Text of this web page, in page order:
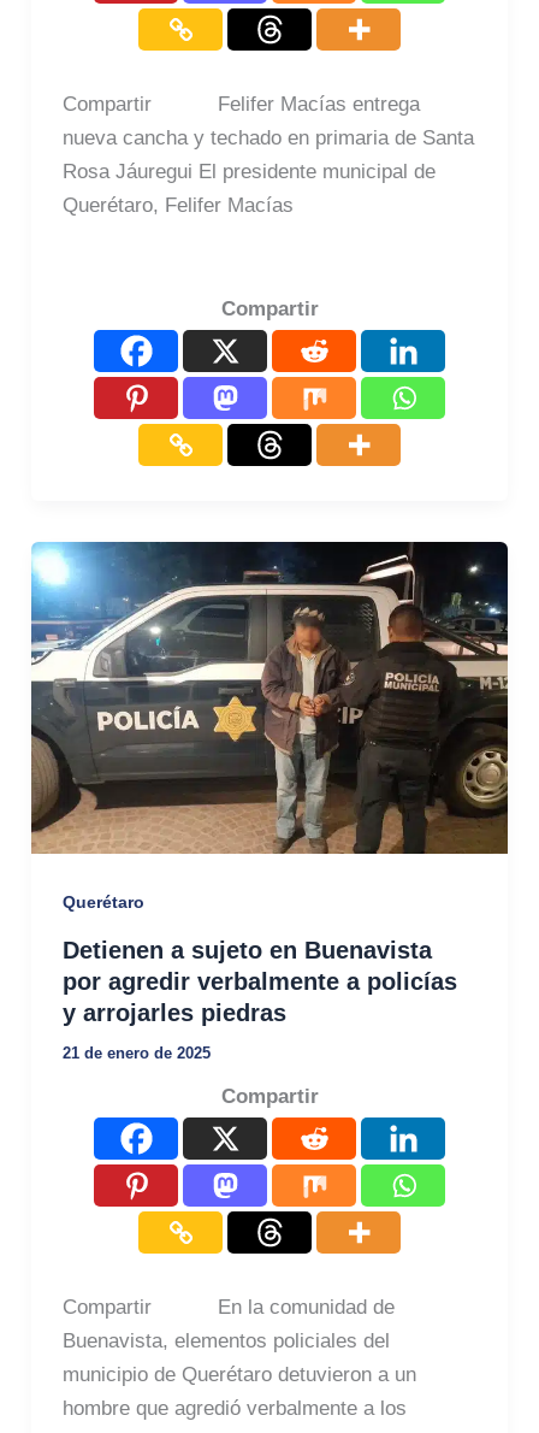
Compartir Felifer Macías entrega
nueva cancha y techado en primaria de Santa
Rosa Jáuregui El presidente municipal de
Querétaro, Felifer Macías
Compartir
Querétaro
Detienen a sujeto en Buenavista
por agredir verbalmente a policías
y arrojarles piedras
21 de enero de 2025
Compartir
Compartir En la comunidad de
Buenavista, elementos policiales del
municipio de Querétaro detuvieron a un
hombre que agredió verbalmente a los